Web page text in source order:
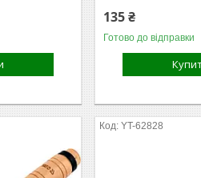
135 ₴
Готово до відправки
YT-62828